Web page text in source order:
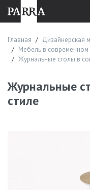
Главная
Дизайнерская
Мебель в современном
Журнальные столы в
Журнальные
стиле